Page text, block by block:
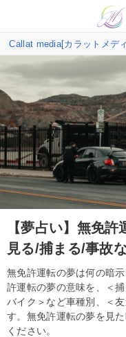
Callat media[カラットメデ
【夢占い】無免
見る/捕まる/事故
無免許運転の夢は何の暗
許運転の夢の意味を、＜
バイク＞など車種別、＜
す。無免許運転の夢を見
ください。